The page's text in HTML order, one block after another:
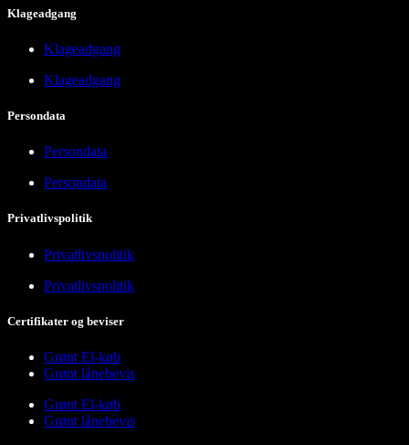
Klageadgang
Klageadgang
Klageadgang
Persondata
Persondata
Persondata
Privatlivspolitik
Privatlivspolitik
Privatlivspolitik
Certifikater og beviser
Grønt El-køb
Grønt lånebevis
Grønt El-køb
Grønt lånebevis